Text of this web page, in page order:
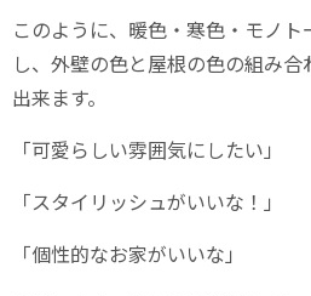
このように、暖色・寒色・モノ
し、外壁の色と屋根の色の組み
出来ます。
「可愛らしい雰囲気にしたい」
「スタイリッシュがいいな！」
「個性的なお家がいいな」